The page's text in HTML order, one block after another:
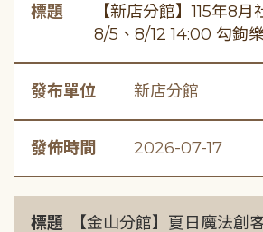
標題
【新店分館】115年8
8/5、8/12 14:00 勾鉤
發布單位 新店分館
發佈時間 2026-07-17
標題
【金山分館】夏日魔法創